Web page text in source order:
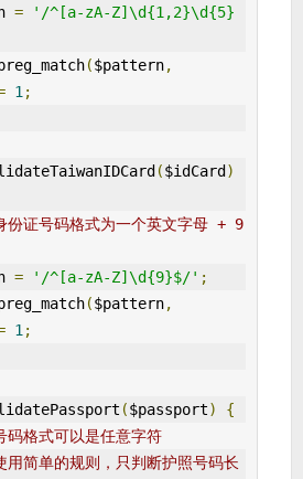
=
'/^[a-zA-Z]\d{1,2}\d{5}
($pattern,
1 ;
($idCard )
证号码格式为一个英文字母 + 9
= '/^[a-zA-Z]\d{9}$/' ;
($pattern,
1 ;
($passport)
{
格式可以是任意字符
简单的规则，只判断护照号码长